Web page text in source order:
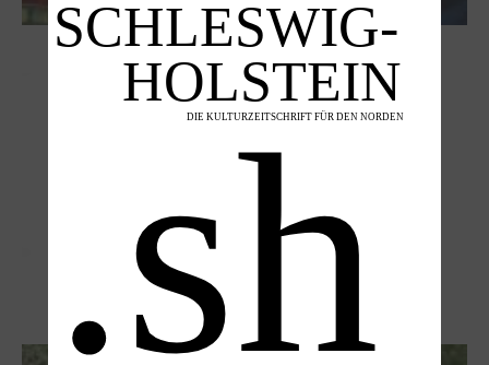
NUKLEUS Kiel
Letj fröögels